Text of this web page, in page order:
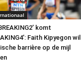
komt
Faith Kipyegon wil
barrière op de mijl